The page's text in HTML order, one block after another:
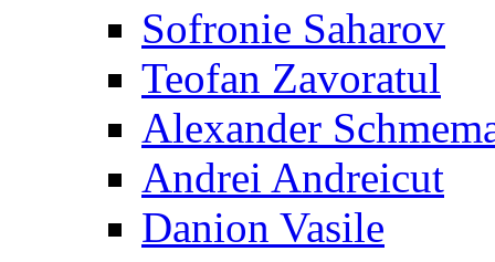
Sofronie Saharov
Teofan Zavoratul
Alexander
Andrei Andreicut
Danion Vasile